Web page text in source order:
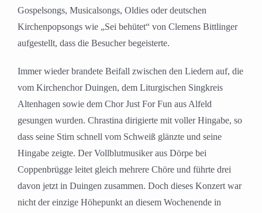
Gospelsongs, Musicalsongs, Oldies oder deutschen
Kirchenpopsongs wie „Sei behütet“ von Clemens Bittlinger
aufgestellt, dass die Besucher begeisterte.
Immer wieder brandete Beifall zwischen den Liedern auf, die
vom Kirchenchor Duingen, dem Liturgischen Singkreis
Altenhagen sowie dem Chor Just For Fun aus Alfeld
gesungen wurden. Chrastina dirigierte mit voller Hingabe, so
dass seine Stirn schnell vom Schweiß glänzte und seine
Hingabe zeigte. Der Vollblutmusiker aus Dörpe bei
Coppenbrügge leitet gleich mehrere Chöre und führte drei
davon jetzt in Duingen zusammen. Doch dieses Konzert war
nicht der einzige Höhepunkt an diesem Wochenende in